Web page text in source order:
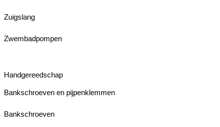
Zuigslang
Zwembadpompen
Handgereedschap
Bankschroeven en pijpenklemmen
Bankschroeven